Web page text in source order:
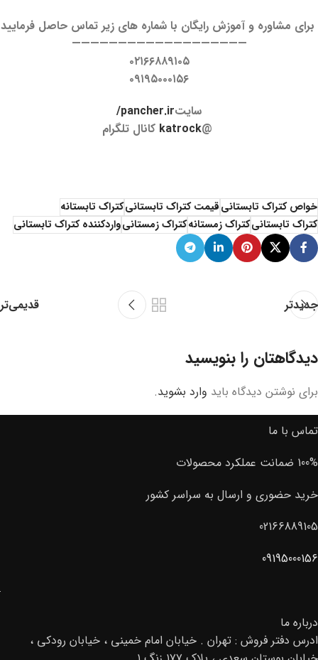
برای مشاوره و آموزش رایگان با شماره های زیر تماس حاصل فرمایید
———————————————————
۰۲۱۶۶۸۸۹۱۰۵
۰۹۱۹۵۰۰۰۱۵۶
سایتpancher.ir/
@
katrock کانال تلگرام
خواص کتراک تابستانیقیمت کتراک تابستانیکتراک تابستانه
کتراک تابستانیکتراک زمستانهکتراک زمستانیواردکننده کتراک تابستانی
جدیدتر قدیمی‌تر
دیدگاهتان را بنویسید
برای نوشتن دیدگاه باید وارد بشوید.
تماس با ما
100% ضمانت عملکرد محصولات
خرید حضوری و ارسال به سراسر کشور
02166889105
09195000156
درباره ما
ادرس دفتر فروش : تهران . خیابان امام خمینی ، خیابان رودکی ،